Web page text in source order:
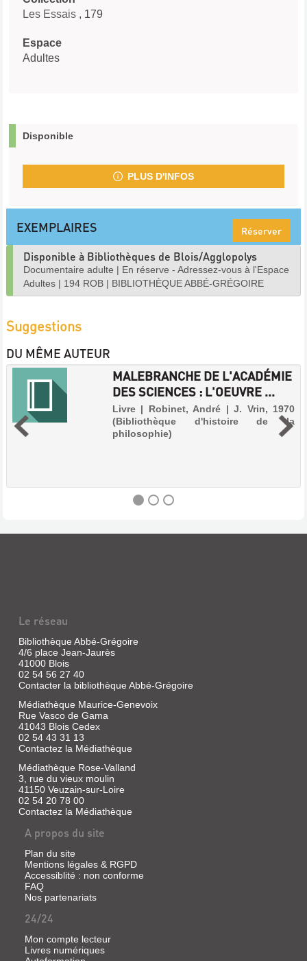
Les Essais , 179
Espace
Adultes
Disponible
PLUS D'INFOS
EXEMPLAIRES Réserver
Disponible à Bibliothèques de Blois/Agglopolys
Documentaire adulte | En réserve - Adressez-vous à l'Espace
Adultes | 194 ROB | BIBLIOTHÈQUE ABBÉ-GRÉGOIRE
Suggestions
DU MÊME AUTEUR
MALEBRANCHE DE L'ACADÉMIE
DES SCIENCES : L'OEUVRE ...
Livre | Robinet, André | J. Vrin, 1970
(Bibliothèque d'histoire de la
philosophie)
L'OEUVRE
...
Livre
Robinet,
André
J.
Vrin,
(Bibliothèque
d'histoire
de
la
LE
LANGAGE
L'ÂGE
CLASSIQUE
Livre
Le réseau
Bibliothèque Abbé-Grégoire
4/6 place Jean-Jaurès
41000 Blois
02 54 56 27 40
Contacter la bibliothèque Abbé-Grégoire
Médiathèque Maurice-Genevoix
Rue Vasco de Gama
41043 Blois Cedex
02 54 43 31 13
Contactez la Médiathèque
Médiathèque Rose-Valland
3, rue du vieux moulin
41150 Veuzain-sur-Loire
02 54 20 78 00
Contactez la Médiathèque
A propos du site
Plan du site
Mentions légales & RGPD
Accessiblité : non conforme
FAQ
Nos partenariats
24/24
Mon compte lecteur
Livres numériques